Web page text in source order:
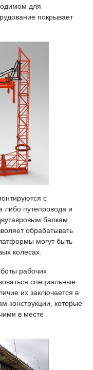
для
покрывает
с
либо путепровода и
балкам
обрабатывать
могут быть
колесах.
рабочих
специальные
их заключается в
конструкции, которые
в месте